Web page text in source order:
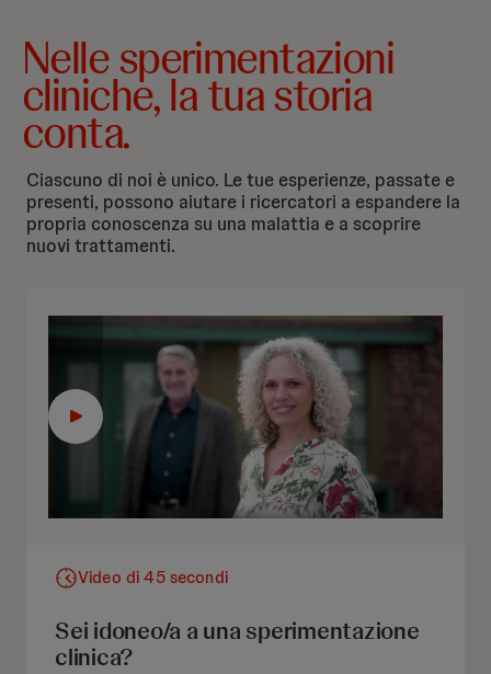
Nelle sperimentazioni
cliniche, la tua storia
conta.
Ciascuno di noi è unico. Le tue esperienze, passate e
presenti, possono aiutare i ricercatori a espandere la
propria conoscenza su una malattia e a scoprire
nuovi trattamenti.
Video di 45 secondi
Sei idoneo/a a una sperimentazione
clinica?